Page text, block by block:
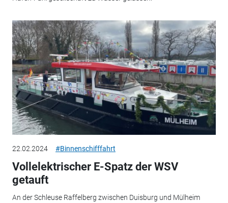
22.02.2024 #Binnenschifffahrt
Vollelektrischer E-Spatz der WSV
getauft
An der Schleuse Raffelberg zwischen Duisburg und Mülheim